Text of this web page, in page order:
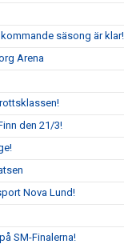
säsong är klar!
Arena
den 21/3!
Nova Lund!
SM-Finalerna!